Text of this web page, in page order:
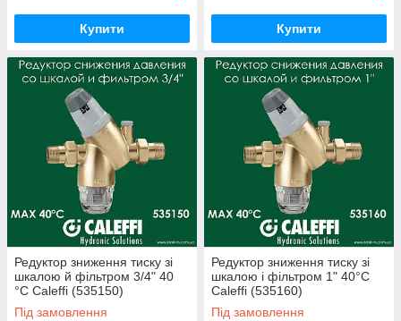
Купити Купити
Редуктор зниження тиску зі
шкалою й фільтром 3/4" 40
°C Caleffi (535150)
Під замовлення
Редуктор зниження тиску зі
шкалою і фільтром 1" 40°C
Caleffi (535160)
Під замовлення